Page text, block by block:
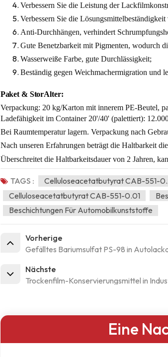
Verbessern Sie die Leistung der
Verbessern Sie die
Anti-Durchhängen, verhindert
Gute Benetzbarkeit mit Pigmenten, wodurch
Wasserweiße Farbe, gute Durchlässigkeit;
Beständig gegen Weichmachermigration und
Paket & StorAlter:
Verpackung: 20 kg/Karton mit innerem PE-Beutel,
Ladefähigkeit im Container 20'/40' (palettiert):
Bei Raumtemperatur lagern. Verpackung nach
Nach unseren Erfahrungen beträgt die Haltbarkeit
Überschreitet die Haltbarkeitsdauer von 2 Jahren,
TAGS : Celluloseacetatbutyrat CAB-551-
Celluloseacetatbutyrat CAB-551-0.01
Beschichtungen Für Automobilkunststoffe
Vorherige
Gefälltes Bariumsulfat PS-98 in
Nächste
Trockenfilm-Konservierungsmittel in
Eine